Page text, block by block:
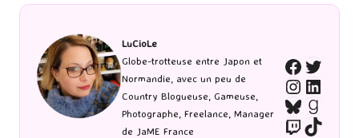
LuCioLe
Globe-trotteuse entre Japon et
Normandie, avec un peu de
Country Blogueuse, Gameuse,
Photographe, Freelance, Manager
de JaME France
Bluesky
TwitchTikTok